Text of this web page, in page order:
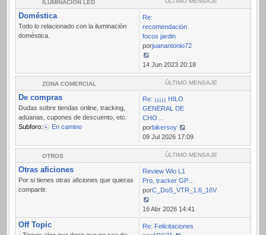
ILUMINACIÓN LED
Doméstica
Todo lo relacionado con la iluminación
doméstica.
Re:
recomendación
focos jardin
porjuanantonio72
Ver
último
mensaje
14 Jun 2023 20:18
ZONA COMERCIAL ÚLTIMO MENSAJE
De compras
Dudas sobre tiendas online, tracking,
aduanas, cupones de descuento, etc.
Subforo:
En camino
Re: ¡¡¡¡¡ HILO
GENERAL DE
CHO…
porbikersoy
Ver
último
mensaje
09 Jul 2026 17:09
OTROS ÚLTIMO MENSAJE
Otras aficiones
Por si tienes otras aficiones que quieras
compartir.
Review Wio L1
Pro, tracker GP…
porC_DoS_VTR_1.6_16V
Ver
último
mensaje
16 Abr 2026 14:41
Off Topic
Re: Felicitaciones